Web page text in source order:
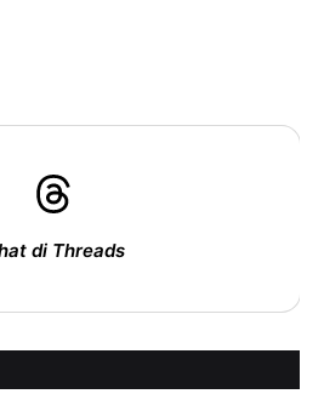
di Threads